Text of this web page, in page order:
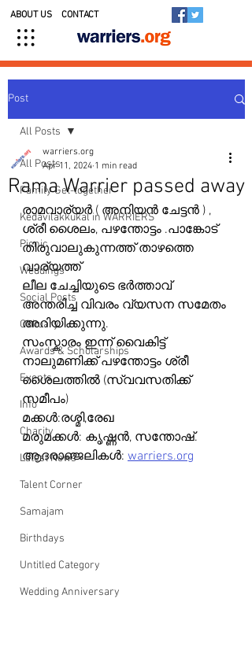
ABOUT US CONTACT
Post
All Posts
Family Get-together
Kedavilakkukal in WARRIERS
Picnic
Weddings
Social Posts
Obituary
Awards & Scholarships
Events
Info
Charity
Latest News
Talent Corner
Samajam
Birthdays
Untitled Category
Wedding Anniversary
All Posts
Rama Warrier passed away
warriers.org
Apr 11, 2024 1 min read
രാമവാര്യർ ( അനിയൻ ചേട്ടൻ ) ,
ശ്രീ ശൈലം, പഴന്തോട്ടം .പാങ്കോട്
തിരുവാലുകുന്നത്ത് താഴത്തെ
വാര്യത്ത്
ലീല ചേച്ചിയുടെ ഭർത്താവ്
അന്തരിച്ച വിവരം വ്യസന സമേതം
അറിയിക്കുന്നു.
സംസ്കാരം ഇന്ന് വൈകിട്ട്
നാലുമണിക്ക് പഴന്തോട്ടം ശ്രീ
ശൈലത്തിൽ (സ്വവസതിക്ക്
സമീപം)
മക്കൾ:രശ്മി,രേഖ
മരുമക്കൾ: കൃഷ്ണൻ, സന്തോഷ്.
ആദരാഞ്ജലികൾ: warriers.org